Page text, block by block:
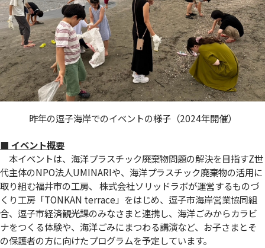
昨年の逗子海岸でのイベントの様子（2024年開催）
■ イベント概要
本イベントは、海洋プラスチック廃棄物問題の解決を目指すZ世
代主体のNPO法人UMINARIや、海洋プラスチック廃棄物の活用に
取り組む福井市の工房、 株式会社ソリッドラボが運営するものづ
くり工房「TONKAN terrace」をはじめ、逗子市海岸営業協同組
合、逗子市経済観光課のみなさまと連携し、海洋ごみからカラビ
ナをつくる体験や、海洋ごみにまつわる講演など、お子さまとそ
の保護者の方に向けたプログラムを予定しています。